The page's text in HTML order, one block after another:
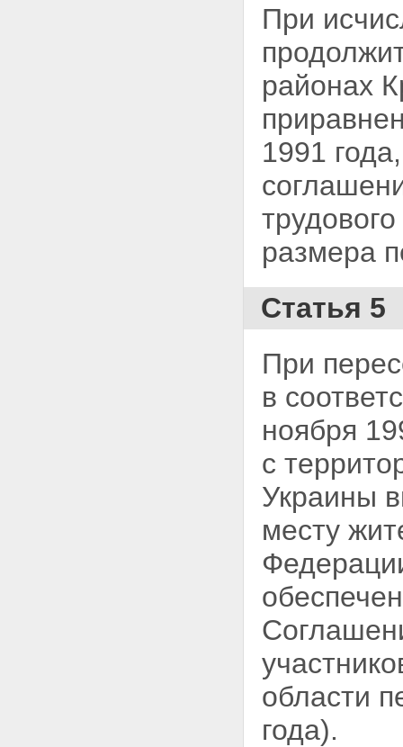
При
районах
1991
размера
Статья 5
При
в
ноября
с
Украины
месту
области
года).